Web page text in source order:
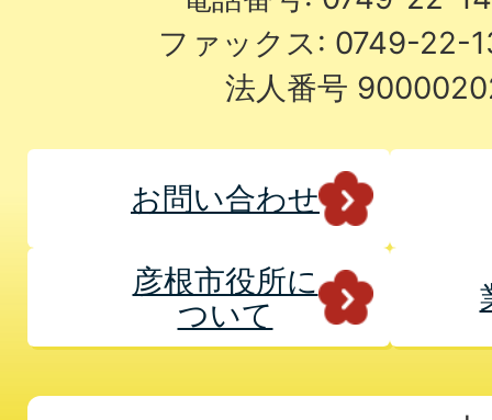
ファックス: 0749-22-
法人番号
お問い合わせ
彦根市役所に
ついて